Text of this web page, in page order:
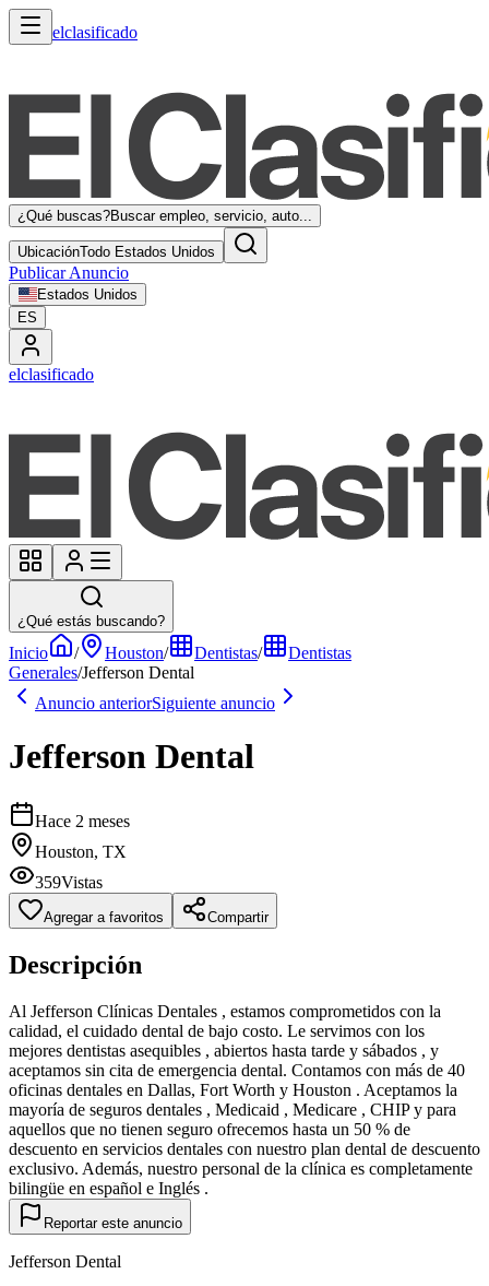
elclasificado
¿Qué buscas?Buscar empleo, servicio, auto...
UbicaciónTodo Estados Unidos
Publicar Anuncio
Estados Unidos
ES
elclasificado
¿Qué estás buscando?
Inicio / Houston/ Dentistas/
Dentistas
Generales/Jefferson Dental
Anuncio anteriorSiguiente anuncio
Jefferson Dental
Hace 2 meses
Houston, TX
359Vistas
Agregar a favoritos Compartir
Descripción
Al Jefferson Clínicas Dentales , estamos comprometidos con la
calidad, el cuidado dental de bajo costo. Le servimos con los
mejores dentistas asequibles , abiertos hasta tarde y sábados , y
aceptamos sin cita de emergencia dental. Contamos con más de 40
oficinas dentales en Dallas, Fort Worth y Houston . Aceptamos la
mayoría de seguros dentales , Medicaid , Medicare , CHIP y para
aquellos que no tienen seguro ofrecemos hasta un 50 % de
descuento en servicios dentales con nuestro plan dental de descuento
exclusivo. Además, nuestro personal de la clínica es completamente
bilingüe en español e Inglés .
Reportar este anuncio
Jefferson Dental